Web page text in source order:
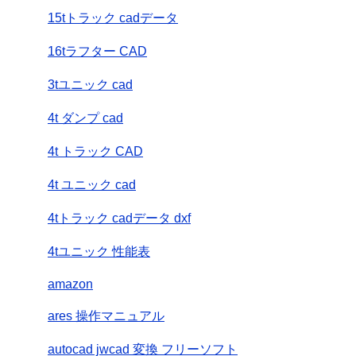
15tトラック cadデータ
16tラフター CAD
3tユニック cad
4t ダンプ cad
4t トラック CAD
4t ユニック cad
4tトラック cadデータ dxf
4tユニック 性能表
amazon
ares 操作マニュアル
autocad jwcad 変換 フリーソフト